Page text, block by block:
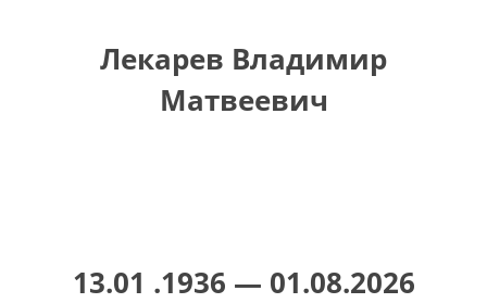
Лекарев Владимир
Матвеевич
13.01 .1936 — 01.08.2026